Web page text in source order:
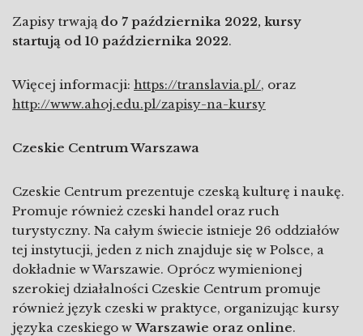
Zapisy trwają do 7 października 2022, kursy
startują od 10 października 2022.
Więcej informacji: https://translavia.pl/, oraz
http://www.ahoj.edu.pl/zapisy-na-kursy
Czeskie Centrum Warszawa
Czeskie Centrum prezentuje czeską kulturę i naukę.
Promuje również czeski handel oraz ruch
turystyczny. Na całym świecie istnieje 26 oddziałów
tej instytucji, jeden z nich znajduje się w Polsce, a
dokładnie w Warszawie. Oprócz wymienionej
szerokiej działalności Czeskie Centrum promuje
również język czeski w praktyce, organizując kursy
języka czeskiego wWarszawie oraz online.